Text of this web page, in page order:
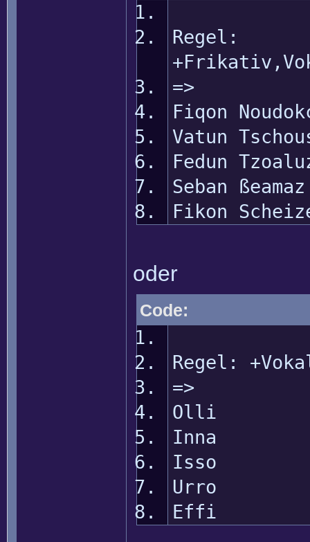
Regel:
=>
Fiqon
Vatun
Fedun
Seban ßeamaz
Fikon
oder
Code:
Regel:
=>
Olli
Inna
Isso
Urro
Effi